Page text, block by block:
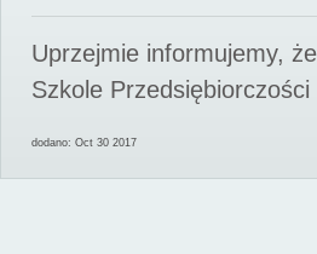
Uprzejmie informujemy,
Szkole
dodano: Oct 30 2017